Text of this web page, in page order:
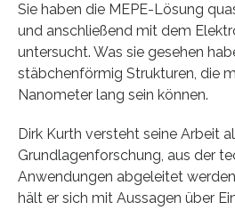
Sie haben die MEPE-Lösung
und anschließend mit dem
untersucht. Was sie gesehen
stäbchenförmig Strukturen, die
Nanometer lang sein können.
Dirk Kurth versteht seine Arbeit
Grundlagenforschung, aus der
Anwendungen abgeleitet
hält er sich mit Aussagen über